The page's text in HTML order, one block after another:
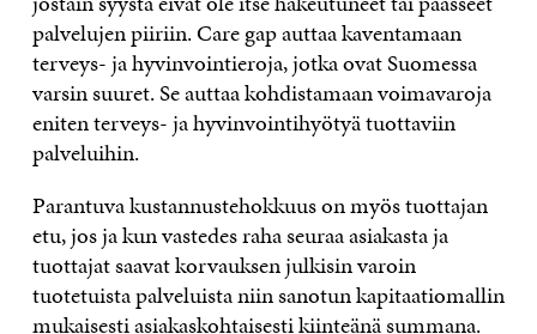
palvelujen piiriin. Care gap auttaa kaventamaan
terveys- ja hyvinvointieroja, jotka ovat Suomessa
varsin suuret. Se auttaa kohdistamaan voimavaroja
eniten terveys- ja hyvinvointihyötyä tuottaviin
palveluihin.
Parantuva kustannustehokkuus on myös tuottajan
etu, jos ja kun vastedes raha seuraa asiakasta ja
tuottajat saavat korvauksen julkisin varoin
tuotetuista palveluista niin sanotun kapitaatiomallin
mukaisesti asiakaskohtaisesti kiinteänä summana.